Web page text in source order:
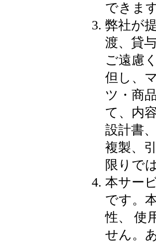
できます
弊社が
渡、貸
ご遠慮
但し、
ツ・商
て、内
設計書
複製、
限りで
本サー
です。
性、 使
せん。